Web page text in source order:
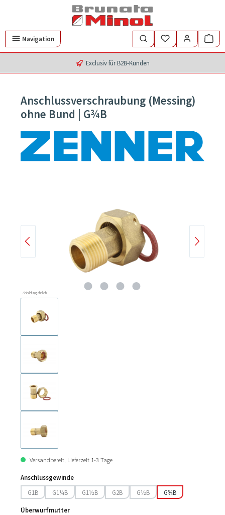
Zum Hauptinhalt springen
Navigation
Exclusiv für B2B-Kunden
Anschlussverschraubung (Messing)
ohne Bund | G¾B
Abbildung ähnlich
Versandbereit, Lieferzeit 1-3 Tage
Anschlussgewinde
G1B
(Diese Option ist zurzeit nicht verfügbar.)
G1¼B
(Diese Option ist zurzeit nicht verfügbar.)
G1½B
(Diese Option ist zurzeit nicht verfügbar.)
G2B
(Diese Option ist zurzeit nicht verfügbar.)
G½B
(Diese Option ist zurzeit nicht
G¾B
Überwurfmutter